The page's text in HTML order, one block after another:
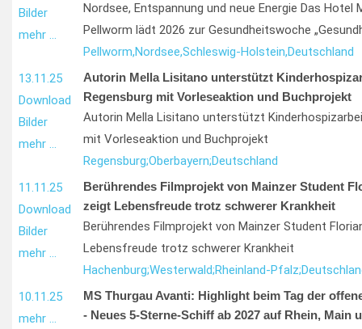
Bilder
mehr …
Nordsee, Entspannung und neue Energie Das Hotel
Pellworm lädt 2026 zur Gesundheitswoche
Pellworm,Nordsee,Schleswig-Holstein,Deutschland
13.11.25
Download
Bilder
mehr …
Autorin Mella Lisitano unterstützt
Regensburg mit Vorleseaktion und Buchprojekt
Autorin Mella Lisitano unterstützt
mit Vorleseaktion und Buchprojekt
Regensburg;Oberbayern;Deutschland
11.11.25
Download
Bilder
mehr …
Berührendes Filmprojekt von Mainzer Student
zeigt Lebensfreude trotz schwerer Krankheit
Berührendes Filmprojekt von Mainzer Student
Lebensfreude trotz schwerer Krankheit
Hachenburg;Westerwald;Rheinland-Pfalz;
10.11.25
mehr …
MS Thurgau Avanti: Highlight beim Tag der
- Neues 5-Sterne-Schiff ab 2027 auf Rhein, Main